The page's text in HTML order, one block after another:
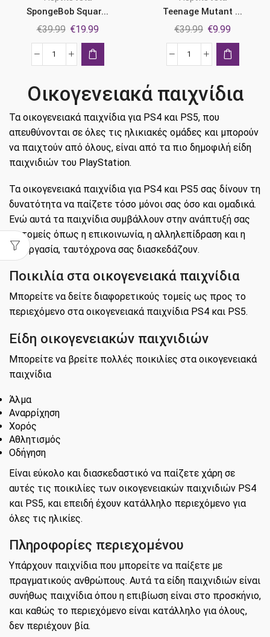
SpongeBob Squar...
€39.99 Original
price
was:
€19.99Η
τρέχουσα
SpongeBob
The
Patrick
Star
Game
Ps5
ποσότητα
Teenage Mutant ...
€39.99 Original
price
was:
€9.99
τιμή
Teenage
Ninja
Turtles:
Mutants
Unleashed
Ps5
Οικογενειακά παιχνίδια
Τα οικογενειακά παιχνίδια για PS4 και PS5, που
απευθύνονται σε όλες τις ηλικιακές ομάδες και μπορούν
να παιχτούν από όλους, είναι από τα πιο δημοφιλή είδη
παιχνιδιών του PlayStation.
Τα οικογενειακά παιχνίδια για PS4 και PS5 σας δίνουν τη
δυνατότητα να παίζετε τόσο μόνοι σας όσο και ομαδικά.
Ενώ αυτά τα παιχνίδια συμβάλλουν στην ανάπτυξή σας
σε τομείς όπως η επικοινωνία, η αλληλεπίδραση και η
συνεργασία, ταυτόχρονα σας διασκεδάζουν.
Ποικιλία στα οικογενειακά παιχνίδια
Μπορείτε να δείτε διαφορετικούς τομείς ως προς το
περιεχόμενο στα οικογενειακά παιχνίδια PS4 και PS5.
Είδη οικογενειακών παιχνιδιών
Μπορείτε να βρείτε πολλές ποικιλίες στα οικογενειακά
παιχνίδια
Άλμα
Αναρρίχηση
Χορός
Αθλητισμός
Οδήγηση
Είναι εύκολο και διασκεδαστικό να παίζετε χάρη σε
αυτές τις ποικιλίες των οικογενειακών παιχνιδιών PS4
και PS5, και επειδή έχουν κατάλληλο περιεχόμενο για
όλες τις ηλικίες.
Πληροφορίες περιεχομένου
Υπάρχουν παιχνίδια που μπορείτε να παίξετε με
πραγματικούς ανθρώπους. Αυτά τα είδη παιχνιδιών είναι
συνήθως παιχνίδια όπου η επιβίωση είναι στο προσκήνιο,
και καθώς το περιεχόμενο είναι κατάλληλο για όλους,
δεν περιέχουν βία.